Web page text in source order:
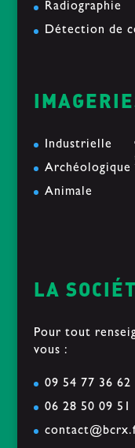
Radiographie
Détection de
IMAGERIE
Industrielle
Archéologique
Animale
LA
Pour tout
vous :
09 54 77 36 62
06 28 50 09 51